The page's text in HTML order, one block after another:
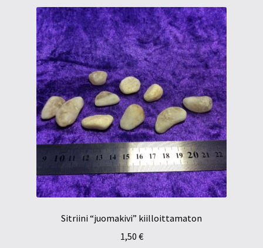
Sitriini “juomakivi” kiilloittamaton
1,50 €